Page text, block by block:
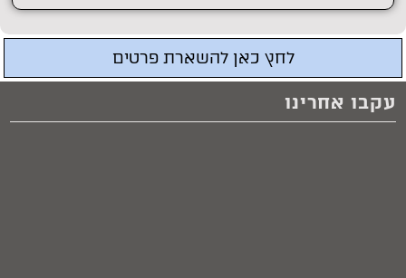
לחץ כאן להשארת פרטים
עקבו אחרינו